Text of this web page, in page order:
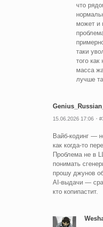
что
может и
таки
того как
масса
лучше
15.06.2026 17:06
Вайб-кодинг —
как когда-то
Проблема не в
понимать
прошу джунов
AI-выдачи —
кто копипастит.